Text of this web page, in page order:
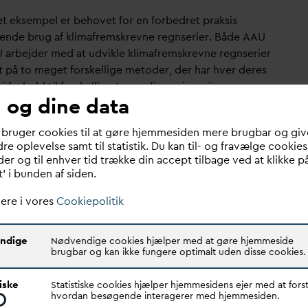
eksempel er behovet for en forbedret praksis
brug af klimafremskrevne regnserier. Både AAU
arbejder med at udvikle klimafremskrevne regnserier
på to meget forskellige metoder, der har hver deres
forhold til forskellige typer dimensioneringsopgaver.
genereres landsdækkende syntetiske regnserier med
og der udvikles et e
forsyninger og rådgivere med at vælge den
regnserie til den specifikke opgave.
og konsekvensen af brugen
deltager i projektet.
output:
leverer nyttige og brugervenlige værktøjer, der
og dine data
bruger cookies til at gøre hjemmesiden mere brugbar og
oplevelse samt til statistik. Du kan til- og fravælge cookies
og til enhver tid trække din accept tilbage ved at klikke
i bunden af siden.
i voresCookiepolitik
Nødvendige cookies hjælper med at gøre hjemmeside
brugbar og kan ikke fungere optimalt uden disse cookies.
Statistiske cookies hjælper hjemmesidens ejer med at
hvordan besøgende interagerer med hjemmesiden.